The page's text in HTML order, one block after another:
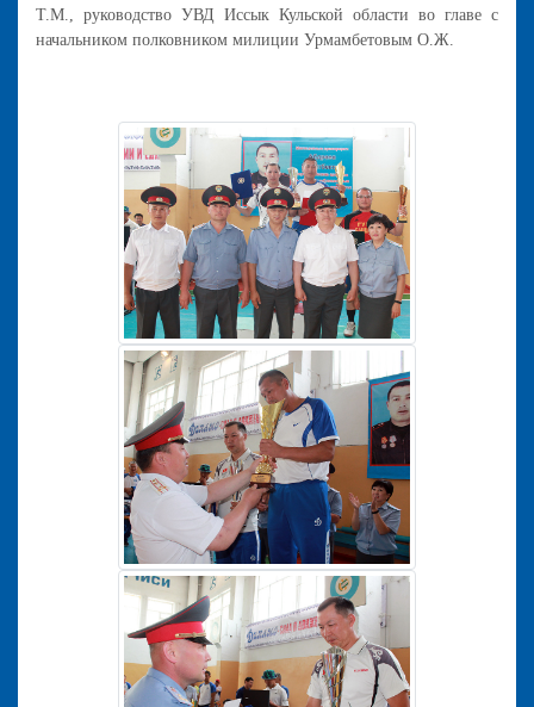
Т.М., руководство УВД Иссык Кульской области во главе с
начальником полковником милиции Урмамбетовым О.Ж.